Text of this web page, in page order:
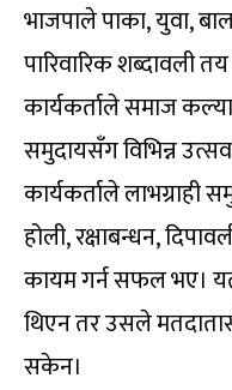
भाजपाले पाका, युवा,
पारिवारिक शब्दावली
कार्यकर्ताले समाज
समुदायसँग विभिन्न
कार्यकर्ताले लाभग्राही
होली, रक्षाबन्धन,
कायम गर्न सफल भए।
थिएन तर उसले
सकेन।